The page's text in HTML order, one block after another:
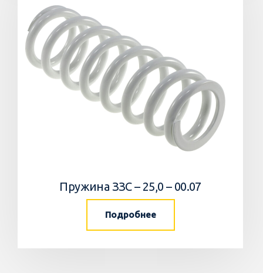
Пружина ЗЗС – 25,0 – 00.07
Подробнее